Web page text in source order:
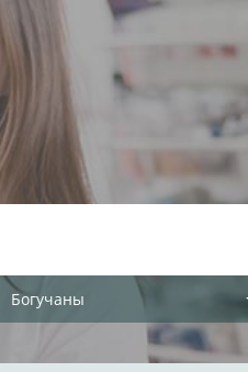
Богучаны